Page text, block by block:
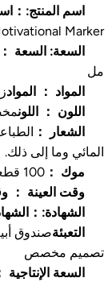
اسم المنتج:：
Marker
السعة: السعة ：
مل
المواد ： المواد
اللون ： اللون
الشعار ：
المائي وما إلى ذلك.
موك ： 100 قطعة
وقت العينة ：
الشهادة:：
التعبئةصندوق
تصميم مخصص
السعة الإنتاجية